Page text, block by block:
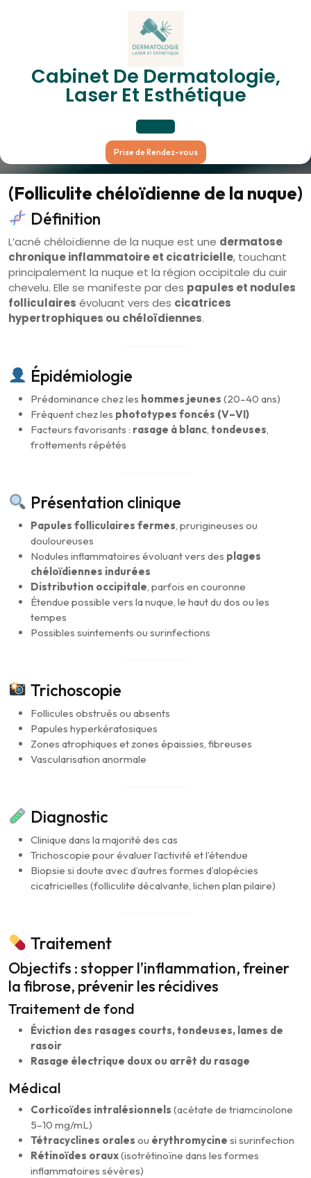
Cabinet De Dermatologie,
Laser Et Esthétique
Open
Button
Prise de Rendez-vous
Acné Chéloïdienne De La
Nuque
(Folliculite chéloïdienne de la nuque)
Définition
L’acné chéloïdienne de la nuque est une dermatose
chronique inflammatoire et cicatricielle, touchant
principalement la nuque et la région occipitale du cuir
chevelu. Elle se manifeste par des papules et nodules
folliculaires évoluant vers des cicatrices
hypertrophiques ou chéloïdiennes.
Épidémiologie
Prédominance chez les hommes jeunes (20–40 ans)
Fréquent chez les phototypes foncés (V–VI)
Facteurs favorisants : rasage à blanc tondeuses
frottements répétés
Présentation clinique
Papules folliculaires fermes , prurigineuses ou
douloureuses
Nodules inflammatoires évoluant vers des plages
chéloïdiennes indurées
Distribution occipitale , parfois en couronne
Étendue possible vers la nuque, le haut du dos ou les
tempes
Possibles suintements ou surinfections
Trichoscopie
Follicules obstrués ou absents
Papules hyperkératosiques
Zones atrophiques et zones épaissies, fibreuses
Vascularisation anormale
Diagnostic
Clinique dans la majorité des cas
Trichoscopie pour évaluer l’activité et l’étendue
Biopsie si doute avec d’autres formes d’alopécies
cicatricielles (folliculite décalvante, lichen plan pilaire)
Traitement
Objectifs : stopper l’inflammation, freiner
la fibrose, prévenir les récidives
Traitement de fond
Éviction des rasages courts, tondeuses, lames de
rasoir
Rasage électrique doux ou arrêt du rasage
Médical
Corticoïdes intralésionnels (acétate de triamcinolone
5–10 mg/mL)
Tétracyclines orales ou érythromycine si surinfection
Rétinoïdes oraux(isotrétinoïne dans les formes
inflammatoires sévères)